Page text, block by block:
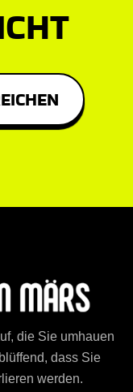
die Sie umhauen
dass Sie
werden.